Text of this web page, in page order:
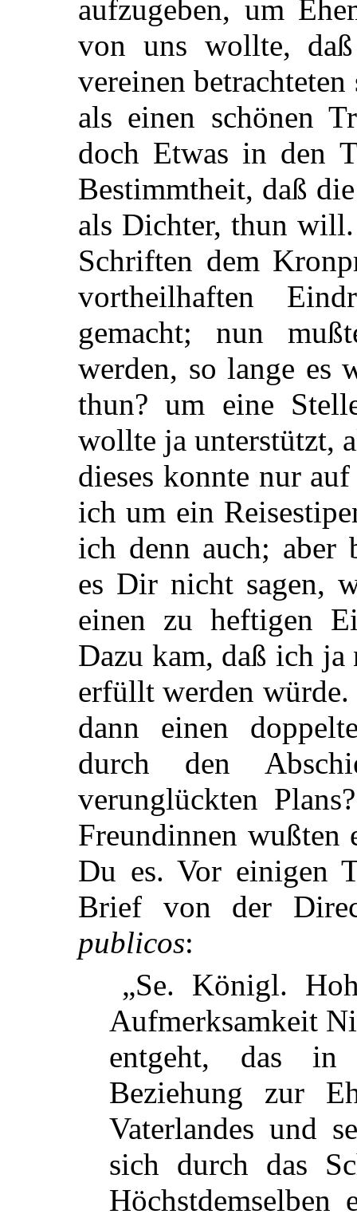
aufzugeben, um
von uns wollte,
vereinen
als einen schönen
doch Etwas in den
Bestimmtheit, daß
als Dichter, thun
Schriften dem
vortheilhaften
gemacht; nun
werden, so lange es
thun? um eine
wollte ja unterstützt,
dieses konnte nur
ich um ein
ich denn auch; aber
es Dir nicht sagen,
einen zu heftigen
Dazu kam, daß ich
erfüllt werden
dann einen
durch den
verunglückten
Freundinnen
Du es. Vor einigen
Brief von der
publicos:
„Se. Königl.
Aufmerksamkeit
entgeht, das
Beziehung zur
Vaterlandes und
sich durch das